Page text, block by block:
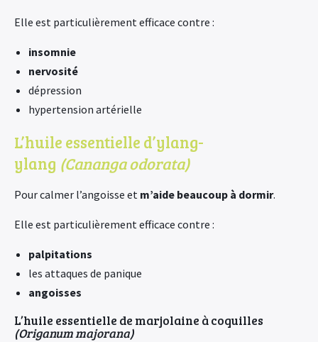
Elle est particulièrement efficace contre :
insomnie
nervosité
dépression
hypertension artérielle
L’huile essentielle d’ylang-
ylang (Cananga odorata)
Pour calmer l’angoisse et m’aide beaucoup à dormir.
Elle est particulièrement efficace contre :
palpitations
les attaques de panique
angoisses
L’huile essentielle de marjolaine à coquilles
(Origanum majorana)